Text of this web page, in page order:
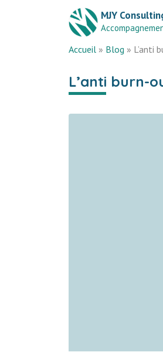
MJY
Accueil » Blog » L’anti
L’anti burn-